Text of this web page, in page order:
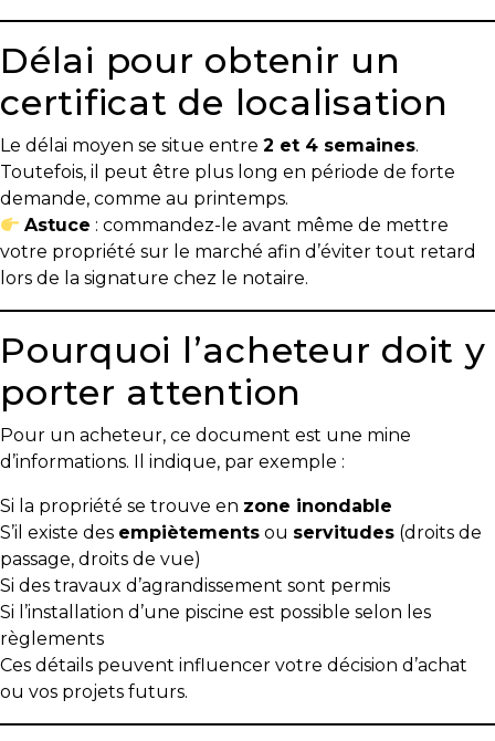
VENDRE
Évaluation
en
ligne
Avec
immobilier,
êtes
bien
protégé!
Le
courtier
immobilier
votre
chemin
vers
la
Délai pour obtenir un
certificat de localisation
Le délai moyen se situe entre 2 et 4 semaines.
Toutefois, il peut être plus long en période de forte
demande, comme au printemps.
Astuce : commandez-le avant même de mettre
votre propriété sur le marché afin d’éviter tout retard
lors de la signature chez le notaire.
Pourquoi l’acheteur doit y
porter attention
Pour un acheteur, ce document est une mine
d’informations. Il indique, par exemple :
Si la propriété se trouve en zone inondable
S’il existe des empiètements ou servitudes (droits de
passage, droits de vue)
Si des travaux d’agrandissement sont permis
Si l’installation d’une piscine est possible selon les
règlements
Ces détails peuvent influencer votre décision d’achat
ou vos projets futurs.